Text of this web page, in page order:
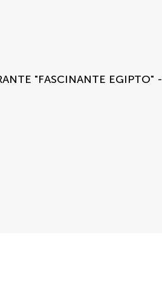
"FASCINANTE EGIPTO" -